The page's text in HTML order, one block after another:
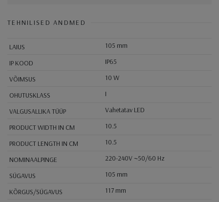
TEHNILISED ANDMED
LAIUS
105 mm
IP KOOD
IP65
VÕIMSUS
10 W
OHUTUSKLASS
I
VALGUSALLIKA TÜÜP
Vahetatav LED
PRODUCT WIDTH IN CM
10.5
PRODUCT LENGTH IN CM
10.5
NOMINAALPINGE
220-240V ~50/60 Hz
SÜGAVUS
105 mm
KÕRGUS/SÜGAVUS
117 mm